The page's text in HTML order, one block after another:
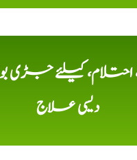
کیلئے جڑی
دیسی علاج